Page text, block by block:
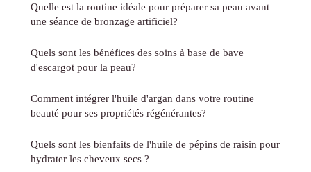
Quelle est la routine idéale pour préparer sa peau avant
une séance de bronzage artificiel?
Quels sont les bénéfices des soins à base de bave
d'escargot pour la peau?
Comment intégrer l'huile d'argan dans votre routine
beauté pour ses propriétés régénérantes?
Quels sont les bienfaits de l'huile de pépins de raisin pour
hydrater les cheveux secs ?